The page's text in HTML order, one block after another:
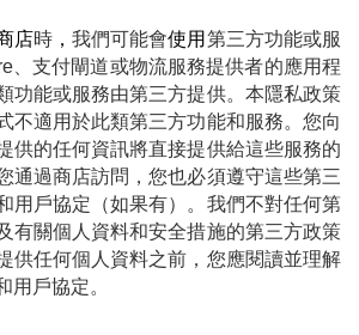
店時， 我們可能會使用 第三方功能或服
、支付閘道或物流服務提供者的應用程
功能或服務由第三方提供。本隱私政策
不適用於此類第三方功能和服務。您向
供的任何資訊將直接提供給這些服務的
通過商店訪問，您也必須遵守這些第三
用戶協定（如果有）。我們不對任何第
有關個人資料和安全措施的第三方政策
供任何個人資料之前，您應閱讀並理解
用戶協定。